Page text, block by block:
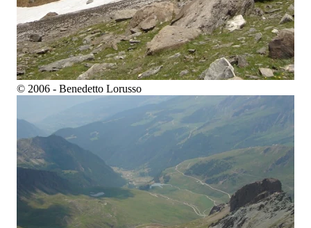
© 2006 - Benedetto Lorusso